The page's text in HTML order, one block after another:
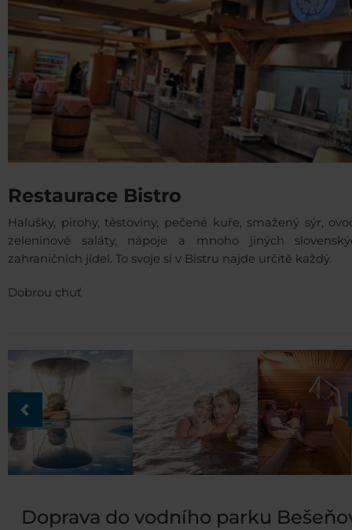
Restaurace Bistro
Halušky, pirohy, těstoviny, pečené kuře, smažený sýr,
zeleninové saláty, nápoje a mnoho jiných
zahraničních jídel. To svoje si v Bistru najde určitě každý.
Dobrou chuť
Doprava do vodního parku